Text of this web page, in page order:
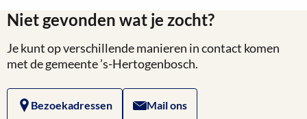
Niet gevonden wat je zocht?
Je kunt op verschillende manieren in contact komen
met de gemeente ’s-Hertogenbosch.
Bezoekadressen Mail ons